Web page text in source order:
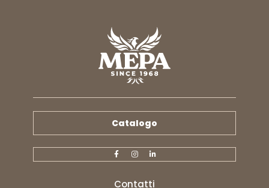
Catalogo
Contatti